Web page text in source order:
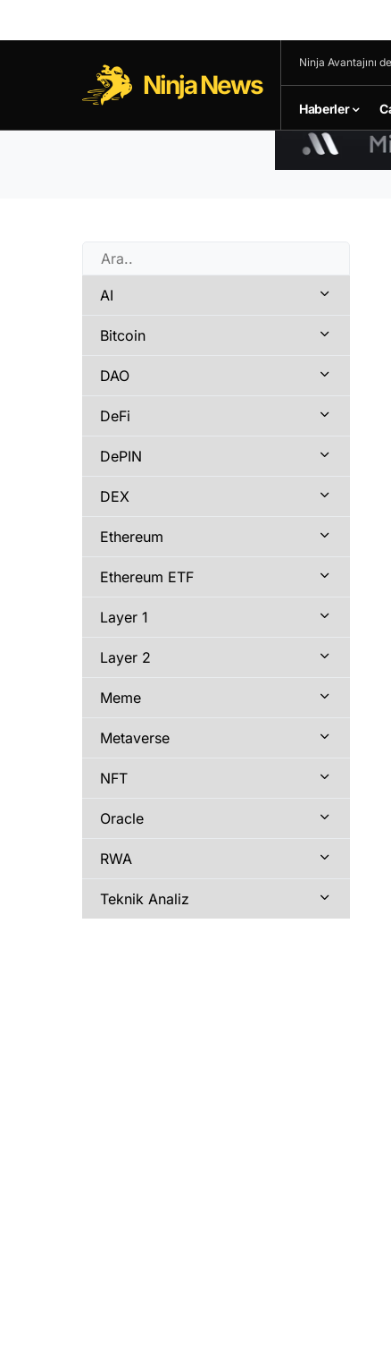
Ninja News
Ninja Avantajını
Haberler
AI
Bitcoin
DAO
DeFi
DePIN
DEX
Ethereum
Ethereum ETF
Layer 1
Layer 2
Meme
Metaverse
NFT
Oracle
RWA
Teknik Analiz